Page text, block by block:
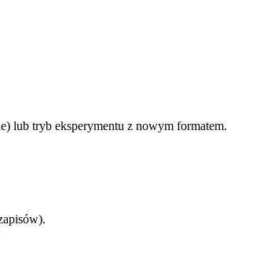
lub tryb eksperymentu z nowym formatem.